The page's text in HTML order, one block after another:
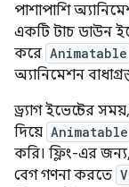
পাশাপাশি
একটি টাচ ডাউন
করে Animatable
অ্যানিমেশন
ড্র্যাগ ইভেন্টের
দিয়ে Animatable
করি। ফ্লিং-এর
বেগ গণনা করতে